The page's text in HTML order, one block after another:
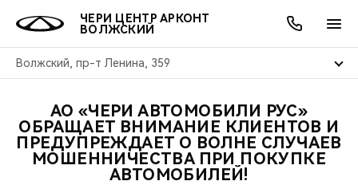
ЧЕРИ ЦЕНТР АРКОНТ
ВОЛЖСКИЙ
Волжский, пр-т Ленина, 359
МОДЕЛИ
ВСЕ МОДЕЛИ
ПОКУПАТЕЛЯМ
ВЫБОР И ПОКУПКА
ВЛАДЕЛЬЦАМ
СЕРВИС
МИР CHERY
АКСЕССУАРЫ
АКЦИИ
ВЫГОДЫ И АКЦИИ
ОНЛАЙН СЕРВИСЫ
ВЫБОР И ПОКУПКА
О КОМПАНИИ
О НАС
АО «ЧЕРИ АВТОМОБИЛИ РУС»
ОБРАЩАЕТ ВНИМАНИЕ КЛИЕНТОВ И
ПРЕДУПРЕЖДАЕТ О ВОЛНЕ СЛУЧАЕВ
МОШЕННИЧЕСТВА ПРИ ПОКУПКЕ
АВТОМОБИЛЕЙ!